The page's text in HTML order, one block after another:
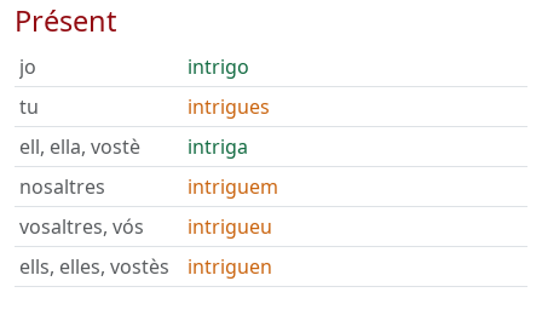
Présent
jo
intrigo
tu
intrigues
ell, ella, vostè
intriga
nosaltres
intriguem
vosaltres, vós
intrigueu
ells, elles, vostès
intriguen